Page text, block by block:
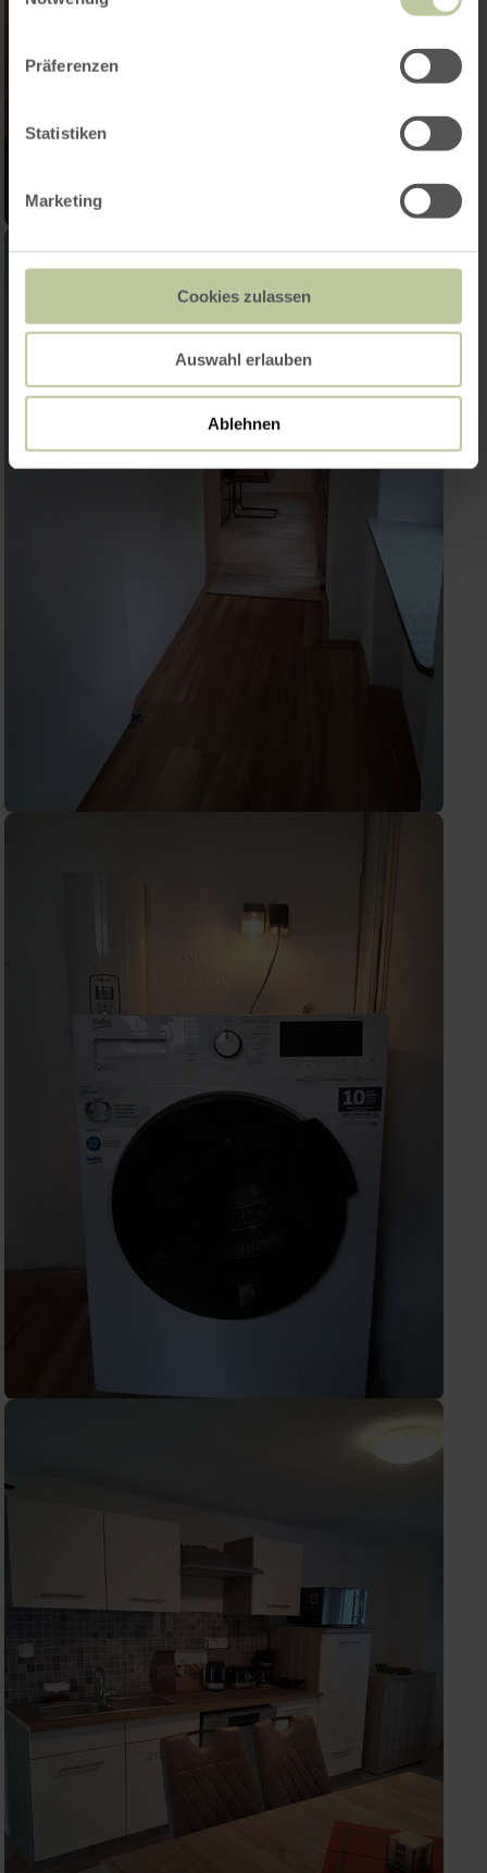
Präferenzen
Statistiken
Marketing
Cookies zulassen
Auswahl erlauben
Ablehnen